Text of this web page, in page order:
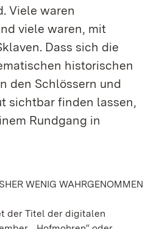
Viele waren
viele waren, mit
Dass sich die
historischen
den Schlössern und
sichtbar finden lassen,
Rundgang in
WENIG WAHRGENOMMEN
der Titel der digitalen